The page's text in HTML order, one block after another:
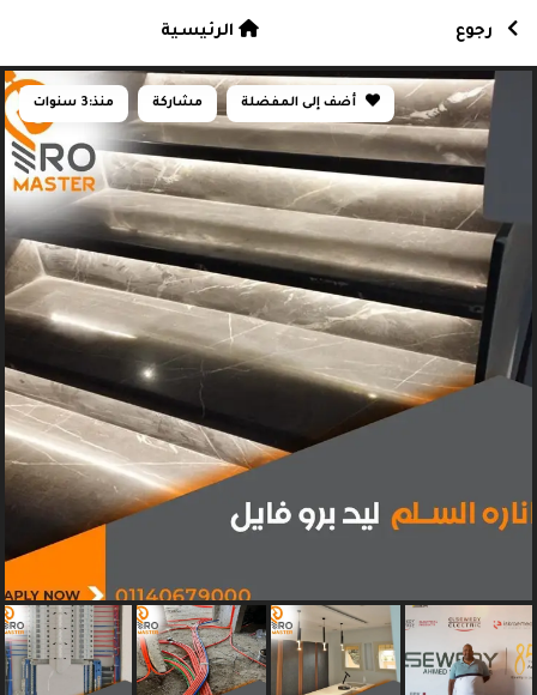
أضف إلى المفضلة مشاركة منذ:3 سنوات
رجوع الرئيسية